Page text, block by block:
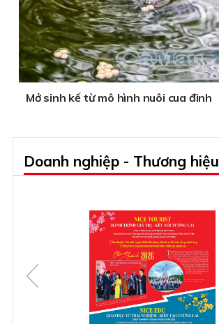
Mở sinh kế từ mô hình nuôi cua đinh
Doanh nghiệp - Thương hiệu